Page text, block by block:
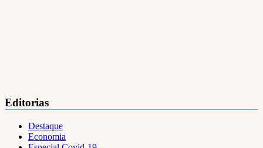
Editorias
Destaque
Economia